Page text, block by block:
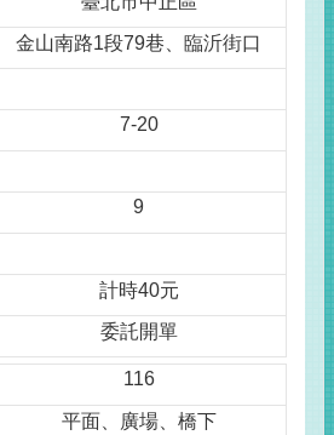
金山南路1段79巷、臨沂街口
7-20
9
計時40元
委託開單
116
平面、廣場、橋下